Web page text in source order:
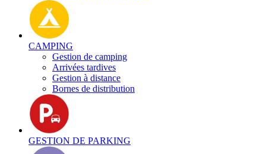
CAMPING
Gestion de camping
Arrivées tardives
Gestion à distance
Bornes de distribution
GESTION DE PARKING